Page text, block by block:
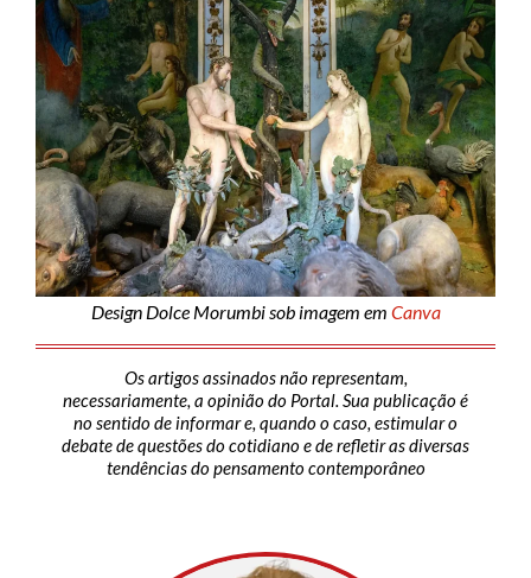
Design Dolce Morumbi sob imagem em Canva
Os artigos assinados não representam,
necessariamente, a opinião do Portal. Sua publicação é
no sentido de informar e, quando o caso, estimular o
debate de questões do cotidiano e de refletir as diversas
tendências do pensamento contemporâneo